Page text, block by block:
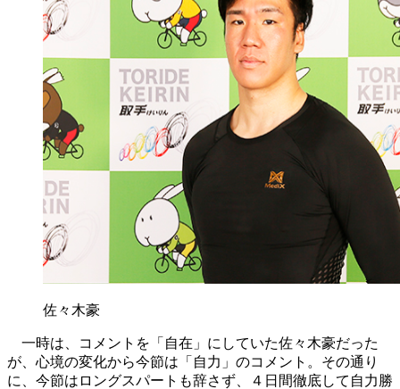
佐々木豪
一時は、コメントを「自在」にしていた佐々木豪だった
が、心境の変化から今節は「自力」のコメント。その通り
に、今節はロングスパートも辞さず、４日間徹底して自力勝